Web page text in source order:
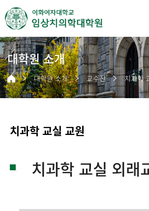
대학원 소개
대학원 소개 교수진 치과학
치과학 교실 교원
치과학 교실 외래